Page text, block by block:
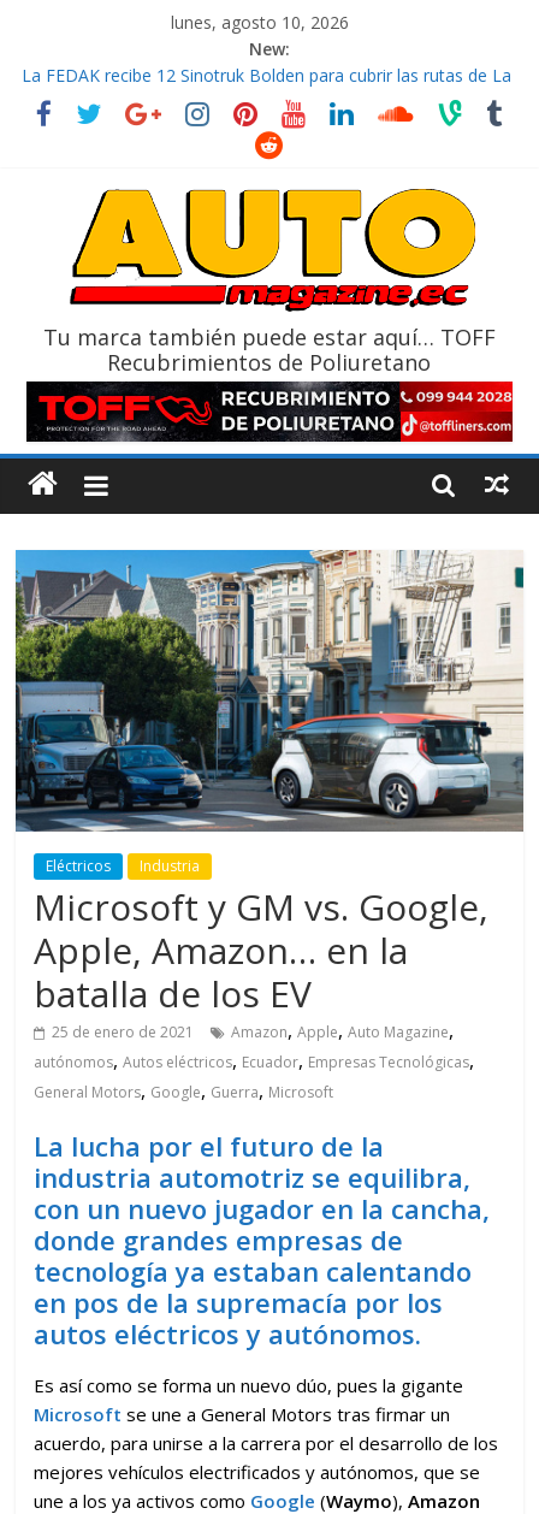
lunes, agosto 10, 2026
New:
La FEDAK recibe 12 Sinotruk Bolden para cubrir las rutas de La
Vuelta
El costo de tener un vehículo gana protagonismo a la hora de
¿Qué puede pasar con tu vehículo si permanece varios días sin
La Vuelta al Ecuador 2026, edición 47ª, recorre 7 provincias en 8
Tu marca también puede estar aquí… TOFF
Recubrimientos de Poliuretano
Eléctricos Industria
Microsoft y GM vs. Google,
Apple, Amazon… en la
batalla de los EV
25 de enero de 2021 Amazon,Apple,Auto Magazine,
autónomos,Autos eléctricos, Ecuador, Empresas Tecnológicas,
General Motors, Google, Guerra, Microsoft
La lucha por el futuro de la
industria automotriz se equilibra,
con un nuevo jugador en la cancha,
donde grandes empresas de
tecnología ya estaban calentando
en pos de la supremacía por los
autos eléctricos y autónomos.
Es así como se forma un nuevo dúo, pues la gigante
Microsoft se une a General Motors tras firmar un
acuerdo, para unirse a la carrera por el desarrollo de los
mejores vehículos electrificados y autónomos, que se
une a los ya activos como Google (Waymo),Amazon